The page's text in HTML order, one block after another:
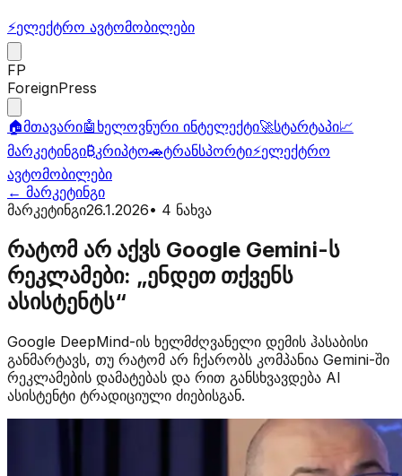
⚡ელექტრო ავტომობილები
FP
ForeignPress
🏠მთავარი🤖 ხელოვნური ინტელექტი🚀სტარტაპი📈
მარკეტინგი₿კრიპტო🚗ტრანსპორტი⚡ელექტრო
ავტომობილები
← მარკეტინგი
მარკეტინგი26.1.2026• 4 ნახვა
რატომ არ აქვს Google Gemini-ს
რეკლამები: „ენდეთ თქვენს
ასისტენტს“
Google DeepMind-ის ხელმძღვანელი დემის ჰასაბისი
განმარტავს, თუ რატომ არ ჩქარობს კომპანია Gemini-ში
რეკლამების დამატებას და რით განსხვავდება AI
ასისტენტი ტრადიციული ძიებისგან.